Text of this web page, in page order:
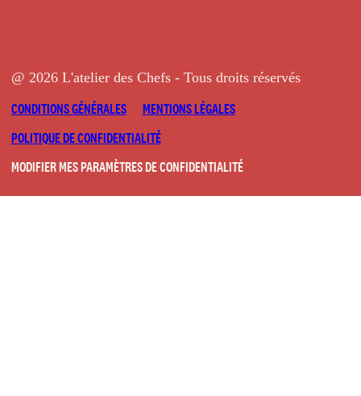
@ 2026 L'atelier des Chefs - Tous droits réservés
CONDITIONS GÉNÉRALES
MENTIONS LÉGALES
POLITIQUE DE CONFIDENTIALITÉ
MODIFIER MES PARAMÈTRES DE CONFIDENTIALITÉ